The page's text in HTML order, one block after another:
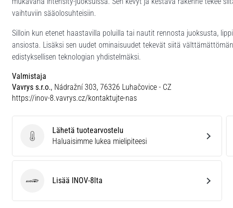
vaihtuviin sääolosuhteisiin.
Silloin kun etenet haastavilla poluilla tai nautit rennosta juoksusta,
ansiosta. Lisäksi sen uudet ominaisuudet tekevät siitä
edistyksellisen teknologian yhdistelmäksi.
Valmistaja
Vavrys s.r.o., Nádražní 303, 76326 Luhačovice - CZ
https://inov-8.vavrys.cz/kontaktujte-nas
Lähetä tuotearvostelu
Lähetä tuotearvostelu
Haluaisimme lukea mielipiteesi
INOV-8Lisää INOV-8lta